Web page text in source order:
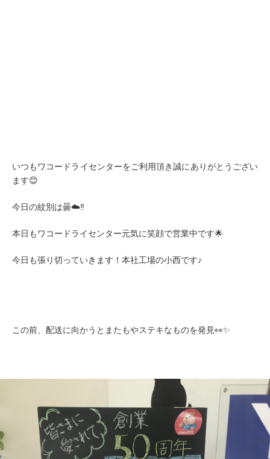
いつもワコードライセンターをご利用頂き誠にありがとうござい
ます😊
今日の紋別は曇☁️‼️
本日もワコードライセンター元気に笑顔で営業中です🌟
今日も張り切っていきます！本社工場の小西です♪
この前、配送に向かうとまたもやステキなものを発見👀✨